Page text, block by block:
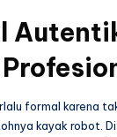
formal karena
kayak robot.